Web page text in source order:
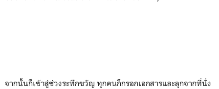
จากนั้นก็เข้าสู่ช่วงระทึกขวัญ ทุกคนก็กรอกเอกสารและลุกจากที่นั่ง